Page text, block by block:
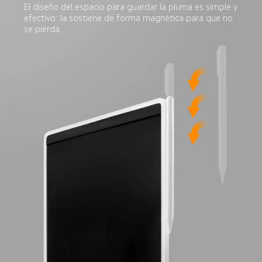
El diseño del espacio para guardar la pluma es simple y
efectivo: la sostiene de forma magnética para que no
se pierda.